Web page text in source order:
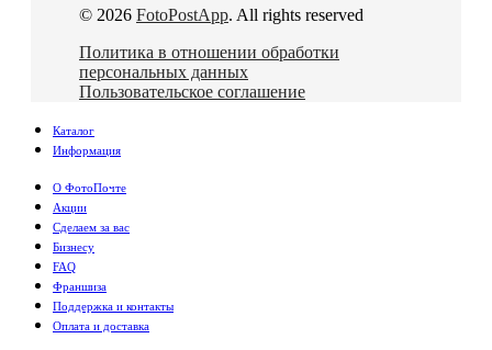
© 2026 FotoPostApp. All rights reserved
Политика в отношении обработки
персональных данных
Пользовательское соглашение
Каталог
Информация
О ФотоПочте
Акции
Сделаем за вас
Бизнесу
FAQ
Франшиза
Поддержка и контакты
Оплата и доставка